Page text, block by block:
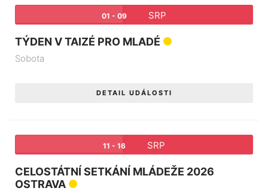
01 - 09 SRP
TÝDEN V TAIZÉ PRO MLADÉ
Sobota
DETAIL UDÁLOSTI
11 - 16 SRP
CELOSTÁTNÍ SETKÁNÍ MLÁDEŽE 2026
OSTRAVA